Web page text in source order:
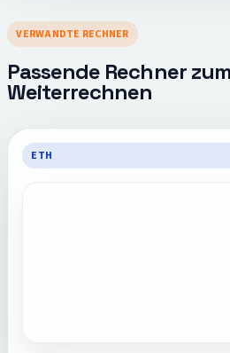
VERWANDTE RECHNER
Passende Rechner
Weiterrechnen
ETH